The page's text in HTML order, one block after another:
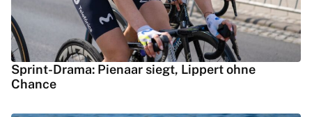
Sprint-Drama: Pienaar siegt, Lippert ohne
Chance